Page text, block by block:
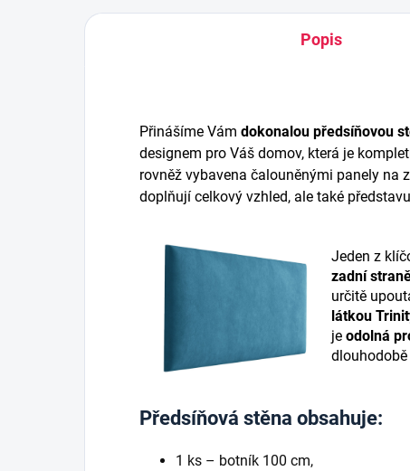
Popis
Přinášíme Vám dokonalou předsíňovou
designem pro Váš domov, která je
rovněž vybavena čalouněnými panely na
doplňují celkový vzhled, ale také
Jeden z
zadní
určitě
látkou
je odolná
Předsíňová stěna obsahuje:
1 ks – botník 100 cm,